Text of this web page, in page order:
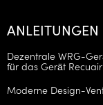
Dezentrale WRG-
für das Gerät
Moderne Design-